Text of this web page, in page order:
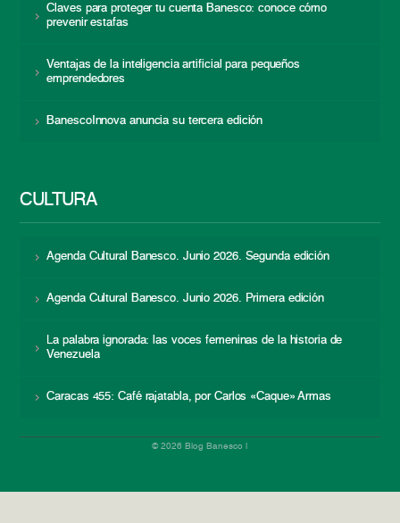
Claves para proteger tu cuenta Banesco: conoce cómo
prevenir estafas
Ventajas de la inteligencia artificial para pequeños
emprendedores
BanescoInnova anuncia su tercera edición
CULTURA
Agenda Cultural Banesco. Junio 2026. Segunda edición
Agenda Cultural Banesco. Junio 2026. Primera edición
La palabra ignorada: las voces femeninas de la historia de
Venezuela
Caracas 455: Café rajatabla, por Carlos «Caque» Armas
© 2026 Blog Banesco |